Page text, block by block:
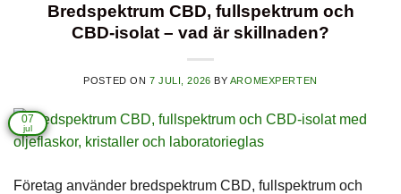
Bredspektrum CBD, fullspektrum och
CBD-isolat – vad är skillnaden?
POSTED ON 7 JULI, 2026 BY AROMEXPERTEN
07
jul
Företag använder bredspektrum CBD, fullspektrum och